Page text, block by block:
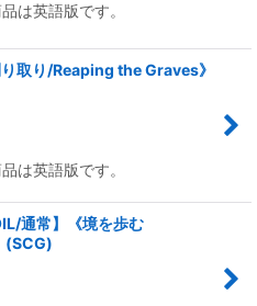
込む
は英語版です。
取り/Reaping the Graves》
は英語版です。
通常】《境を歩む
(SCG)